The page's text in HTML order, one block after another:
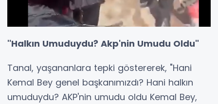
''Halkın Umuduydu? Akp'nin Umudu Oldu"
Tanal, yaşananlara tepki göstererek, "Hani
Kemal Bey genel başkanımızdı? Hani halkın
umuduydu? AKP'nin umudu oldu Kemal Bey,